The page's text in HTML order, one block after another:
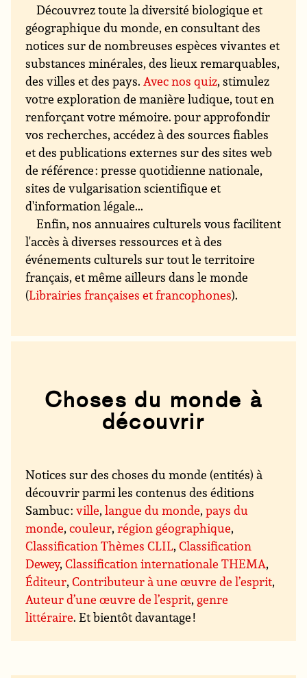
Découvrez toute la diversité biologique et
géographique du monde, en consultant des
notices sur de nombreuses espèces vivantes et
substances minérales, des lieux remarquables,
des villes et des pays. Avec nos quiz, stimulez
votre exploration de manière ludique, tout en
renforçant votre mémoire. pour approfondir
vos recherches, accédez à des sources fiables
et des publications externes sur des sites web
de référence : presse quotidienne nationale,
sites de vulgarisation scientifique et
d'information légale...
Enfin, nos annuaires culturels vous facilitent
l'accès à diverses ressources et à des
événements culturels sur tout le territoire
français, et même ailleurs dans le monde
(Librairies françaises et francophones).
Choses du monde à
découvrir
Notices sur des choses du monde (entités) à
découvrir parmi les contenus des éditions
Sambuc :ville,langue du monde,pays du
monde,couleur,région géographique,
Classification Thèmes CLIL,Classification
Dewey,Classification internationale THEMA,
Éditeur,Contributeur à une œuvre de l’esprit,
Auteur d’une œuvre de l’esprit, genre
littéraire. Et bientôt davantage !